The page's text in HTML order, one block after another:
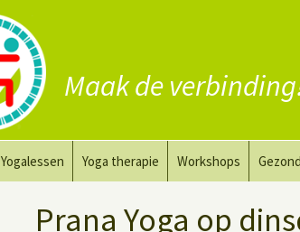
Maak de
Yogalessen Yoga therapie Workshops
Prana Yoga op